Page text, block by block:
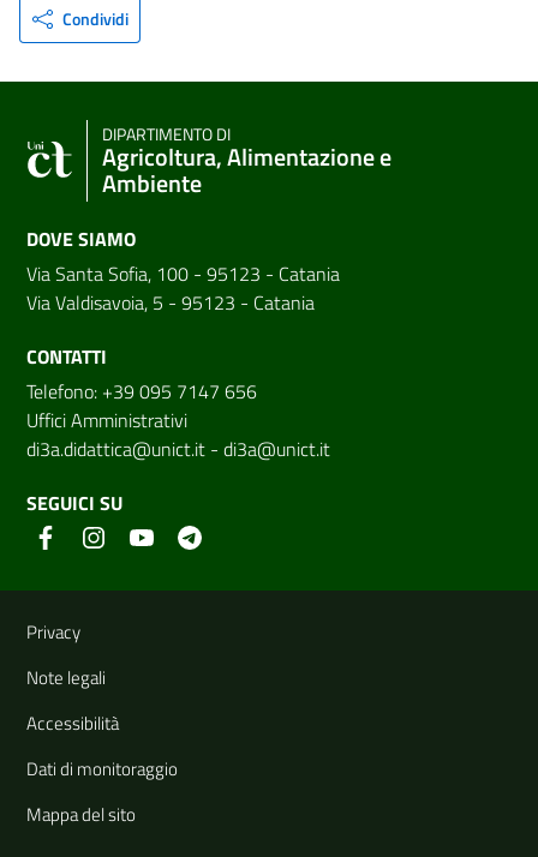
Condividi
DIPARTIMENTO DI
Agricoltura, Alimentazione e
Ambiente
DOVE SIAMO
Via Santa Sofia, 100 - 95123 - Catania
Via Valdisavoia, 5 - 95123 - Catania
CONTATTI
Telefono: +39 095 7147 656
Uffici Amministrativi
di3a.didattica@unict.it - di3a@unict.it
SEGUICI SU
Link e informazioni utili
Privacy
Note legali
Accessibilità
Dati di monitoraggio
Mappa del sito